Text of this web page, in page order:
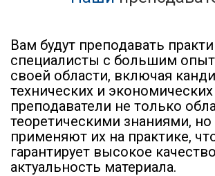
Вам будут преподавать
специалисты с большим
своей области, включая
технических и
преподаватели не только
теоретическими знаниями,
применяют их на практике,
гарантирует высокое
актуальность материала.